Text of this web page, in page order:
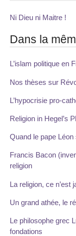
Ni Dieu ni Maitre !
Dans la
L’islam politique en
Nos thèses sur
L’hypocrisie pro-
Religion in Hegel’s
Quand le pape
Francis Bacon
religion
La religion, ce
Un grand athée, le
Le philosophe grec
fondations